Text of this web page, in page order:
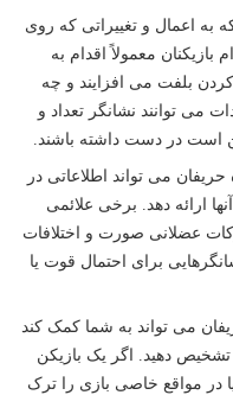
به اعمال و تغییراتی که روی
بازیکنان معمولاً اقدام به
بلفت می افزایند و چه
می توانند نشانگر تعداد و
است در دست داشته باشند.
می تواند اطلاعاتی در
ارائه دهد. برخی علائمی
عضلانی صورت و اختلافات
برای احتمال قوت یا
می تواند به شما کمک کند
تشخیص دهید. اگر یک بازیکن
در مواقع خاصی بازی را ترک